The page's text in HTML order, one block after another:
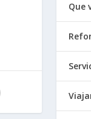
Que